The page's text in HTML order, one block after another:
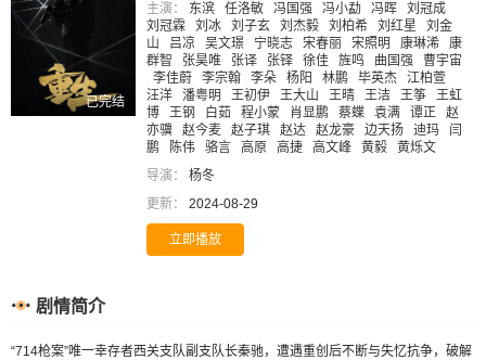
已完结
主演：
东滨 任洛敏 冯国强 冯小勐 冯晖
刘冠成
刘冠霖
刘冰 刘子玄 刘杰毅 刘柏希 刘红星
刘金
山
吕凉 吴文璟 宁晓志 宋春丽 宋照明 康琳浠
康
群智
张昊唯 张译 张铎 徐佳 旌鸣 曲国强
曹宇宙
李佳蔚
李宗翰 李朵 杨阳 林鹏 毕英杰
江柏萱
汪洋
潘粤明 王初伊 王大山 王晴 王洁 王筝
王虹
博
王钢 白茹 程小蒙 肖显鹏 蔡蝶 袁满 谭正
赵
亦骥
赵今麦 赵子琪 赵达 赵龙豪 边天扬 迪玛
闫
鹏
陈伟 骆言 高原 高捷 高文峰 黄毅
黄烁文
导演：
杨冬
更新：
2024-08-29
立即播放
剧情简介
“714枪案”唯一幸存者西关支队副支队长秦驰，遭遇重创后不断与失忆抗争，破解